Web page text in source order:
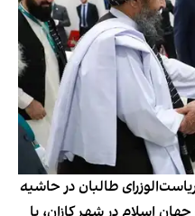
طالبان در حاشیه